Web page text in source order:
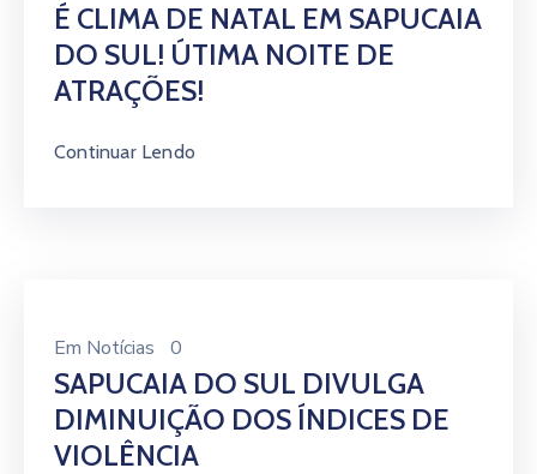
É CLIMA DE NATAL EM SAPUCAIA
DO SUL! ÚTIMA NOITE DE
ATRAÇÕES!
Continuar Lendo
Em Notícias 0
SAPUCAIA DO SUL DIVULGA
DIMINUIÇÃO DOS ÍNDICES DE
VIOLÊNCIA